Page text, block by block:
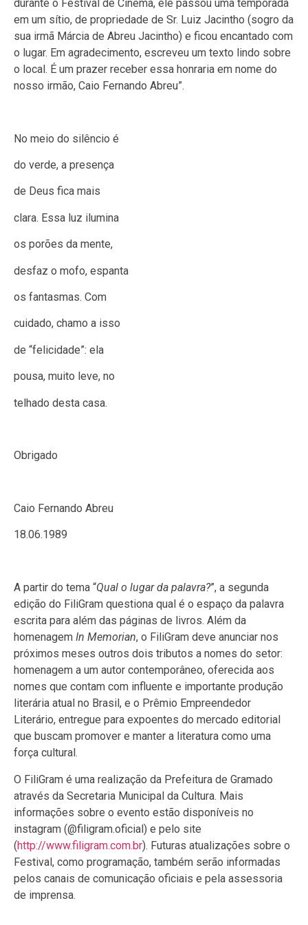
durante o Festival de Cinema, ele passou uma temporada
em um sítio, de propriedade de Sr. Luiz Jacintho (sogro da
sua irmã Márcia de Abreu Jacintho) e ficou encantado com
o lugar. Em agradecimento, escreveu um texto lindo sobre
o local. É um prazer receber essa honraria em nome do
nosso irmão, Caio Fernando Abreu”.
No meio do silêncio é
do verde, a presença
de Deus fica mais
clara. Essa luz ilumina
os porões da mente,
desfaz o mofo, espanta
os fantasmas. Com
cuidado, chamo a isso
de “felicidade”: ela
pousa, muito leve, no
telhado desta casa.
Obrigado
Caio Fernando Abreu
18.06.1989
A partir do tema “Qual o lugar da palavra?”, a segunda
edição do FiliGram questiona qual é o espaço da palavra
escrita para além das páginas de livros. Além da
homenagem In Memorian, o FiliGram deve anunciar nos
próximos meses outros dois tributos a nomes do setor:
homenagem a um autor contemporâneo, oferecida aos
nomes que contam com influente e importante produção
literária atual no Brasil, e o Prêmio Empreendedor
Literário, entregue para expoentes do mercado editorial
que buscam promover e manter a literatura como uma
força cultural.
O FiliGram é uma realização da Prefeitura de Gramado
através da Secretaria Municipal da Cultura. Mais
informações sobre o evento estão disponíveis no
instagram (@filigram.oficial) e pelo site
(http://www.filigram.com.br). Futuras atualizações sobre o
Festival, como programação, também serão informadas
pelos canais de comunicação oficiais e pela assessoria
de imprensa.